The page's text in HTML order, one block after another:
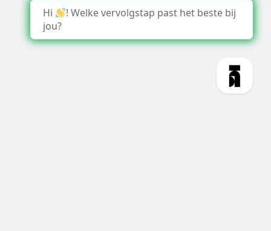
Hi
! Welke vervolgstap past het beste bij
jou?